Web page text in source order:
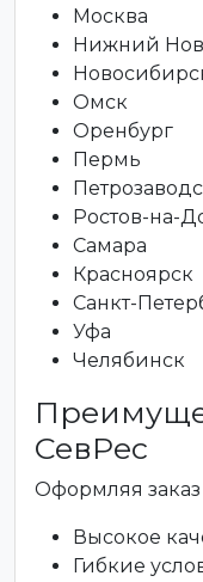
Москва
Нижний
Омск
Оренбург
Пермь
Ростов-на-
Самара
Красноярск
Санкт-
Уфа
Челябинск
СевРес
Оформляя заказ
Высокое
Гибкие